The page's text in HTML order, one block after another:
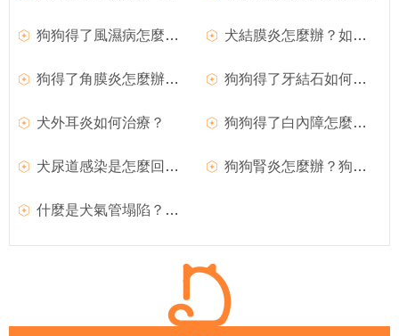
狗狗得了風濕病怎麼辦？如何治療犬風濕病？ 犬結膜炎怎麼辦？如何治療犬結膜炎？
狗得了角膜炎怎麼辦？如何治療犬角膜炎 狗狗得了牙結石如何治療？
犬外耳炎如何治療？ 狗狗得了白內障怎麼辦？如何治療？
犬尿道感染是怎麼回事？如何治療？ 狗狗腎炎怎麼辦？狗狗腎炎如何治療？
什麼是犬氣管塌陷？如何治療？